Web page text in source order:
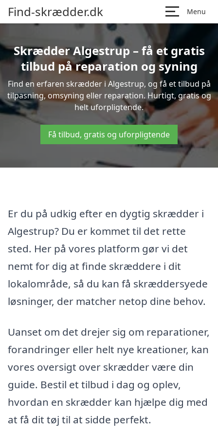
Find-skrædder.dk Menu
Skrædder Algestrup – få et gratis
tilbud på reparation og syning
Find en erfaren skrædder i Algestrup, og få et tilbud på
tilpasning, omsyning eller reparation. Hurtigt, gratis og
helt uforpligtende.
Få tilbud, gratis og uforpligtende
Er du på udkig efter en dygtig skrædder i
Algestrup? Du er kommet til det rette
sted. Her på vores platform gør vi det
nemt for dig at finde skræddere i dit
lokalområde, så du kan få skræddersyede
løsninger, der matcher netop dine behov.
Uanset om det drejer sig om reparationer,
forandringer eller helt nye kreationer, kan
vores oversigt over skrædder være din
guide. Bestil et tilbud i dag og oplev,
hvordan en skrædder kan hjælpe dig med
at få dit tøj til at sidde perfekt.